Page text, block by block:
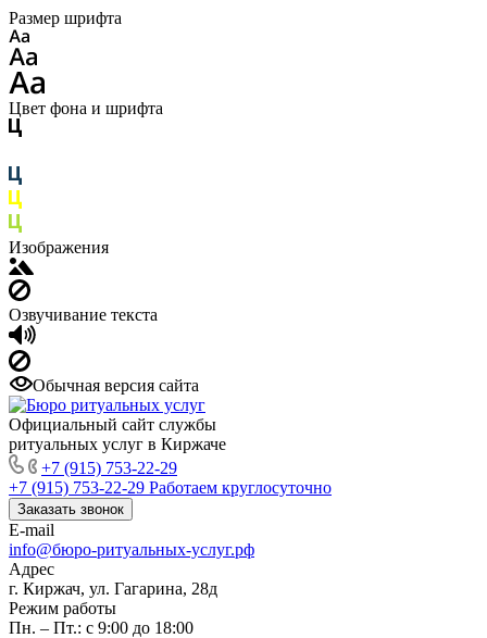
Размер шрифта
Цвет фона и шрифта
Изображения
Озвучивание текста
Обычная версия сайта
Официальный сайт службы
ритуальных услуг в Киржаче
+7 (915) 753-22-29
+7 (915) 753-22-29 Работаем круглосуточно
Заказать звонок
E-mail
info@бюро-ритуальных-услуг.рф
Адрес
г. Киржач, ул. Гагарина, 28д
Режим работы
Пн. – Пт.: с 9:00 до 18:00